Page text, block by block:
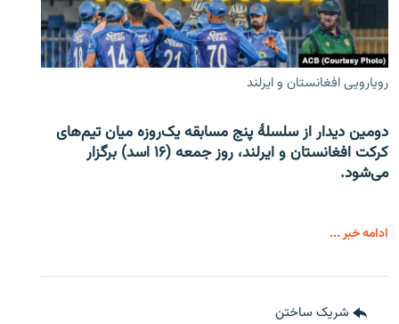
رویارویی افغانستان و ایرلند
دومین دیدار از سلسلۀ پنج مسابقه یک‌روزه میان تیم‌های
کرکت افغانستان و ایرلند، روز جمعه (۱۶ اسد) برگزار
می‌شود.
ادامه خبر ...
شریک ساختن